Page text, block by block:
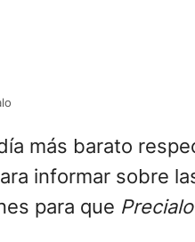
más barato
informar sobre
para que Precialo